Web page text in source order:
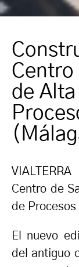
Centro
de
Centro de
de
El nuevo
del antiguo